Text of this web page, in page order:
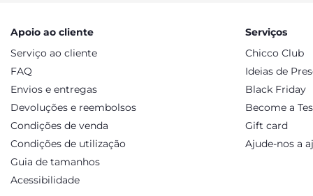
Apoio ao cliente
Serviço ao cliente
FAQ
Envios e entregas
Devoluções e reembolsos
Condições de venda
Condições de utilização
Guia de tamanhos
Acessibilidade
Serviços
Chicco Club
Ideias de
Black Friday
Become a
Gift card
Ajude-nos a